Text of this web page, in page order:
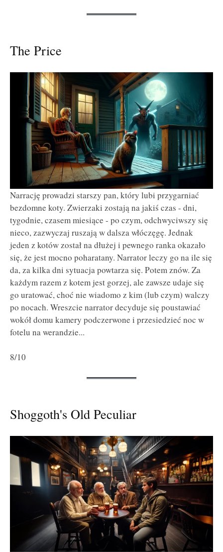
The Price
Narrację prowadzi starszy pan, który lubi przygarniać
bezdomne koty. Zwierzaki zostają na jakiś czas - dni,
tygodnie, czasem miesiące - po czym, odchwyciwszy się
nieco, zazwyczaj ruszają w dalsza włóczęgę. Jednak
jeden z kotów został na dłużej i pewnego ranka okazało
się, że jest mocno poharatany. Narrator leczy go na ile się
da, za kilka dni sytuacja powtarza się. Potem znów. Za
każdym razem z kotem jest gorzej, ale zawsze udaje się
go uratować, choć nie wiadomo z kim (lub czym) walczy
po nocach. Wreszcie narrator decyduje się poustawiać
wokół domu kamery podczerwone i przesiedzieć noc w
fotelu na werandzie...
8/10
Shoggoth's Old Peculiar